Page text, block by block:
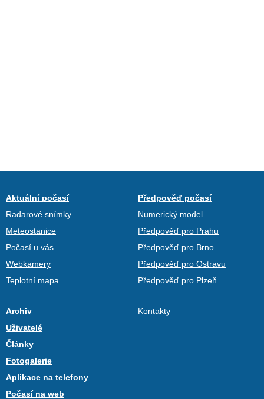
Aktuální počasí
Radarové snímky
Meteostanice
Počasí u vás
Webkamery
Teplotní mapa
Předpověď počasí
Numerický model
Předpověď pro Prahu
Předpověď pro Brno
Předpověď pro Ostravu
Předpověď pro Plzeň
Archiv
Uživatelé
Články
Fotogalerie
Aplikace na telefony
Počasí na web
Kontakty